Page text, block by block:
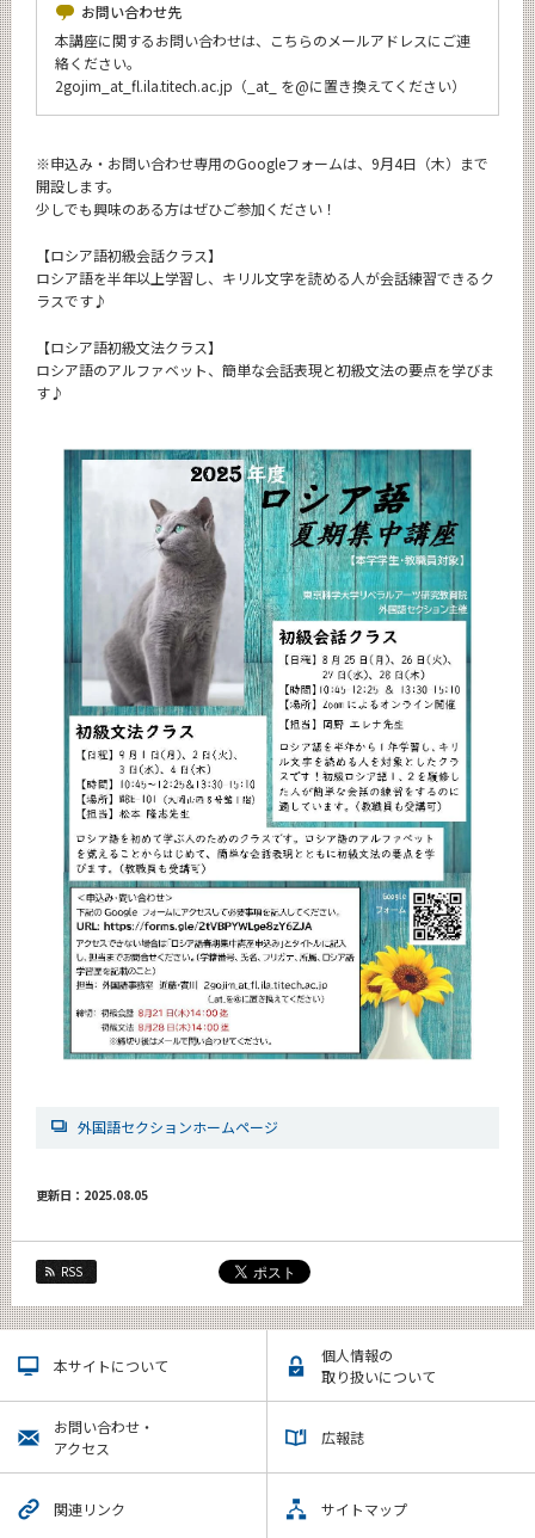
お問い合わせ先
本講座に関するお問い合わせは、こちらのメールアドレスにご連
絡ください。
2gojim_at_fl.ila.titech.ac.jp（_at_ を@に置き換えてください）
※申込み・お問い合わせ専用のGoogleフォームは、9月4日（木）まで
開設します。
少しでも興味のある方はぜひご参加ください！
【ロシア語初級会話クラス】
ロシア語を半年以上学習し、キリル文字を読める人が会話練習できるク
ラスです♪
【ロシア語初級文法クラス】
ロシア語のアルファベット、簡単な会話表現と初級文法の要点を学びま
す♪
外国語セクションホームページ
更新日：2025.08.05
RSS
本サイトについて
個人情報の
取り扱いについて
お問い合わせ・
アクセス
広報誌
関連リンク サイトマップ